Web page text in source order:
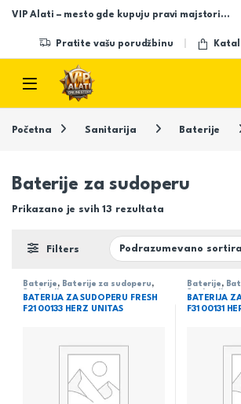
Skip to navigation
Skip to content
VIP Alati – mesto gde kupuju pravi majstori…
Pratite vašu porudžbinu
Open
Početna Sanitarija Baterije
Baterije za sudoperu
Prikazano je svih 13 rezultata
Filters
Baterije , Baterije za sudoperu ,
Sanitarija
BATERIJA ZA SUDOPERU FRESH
F21 00133 HERZ UNITAS
Baterije ,
Sanitarija
BATERIJA
F31 00131